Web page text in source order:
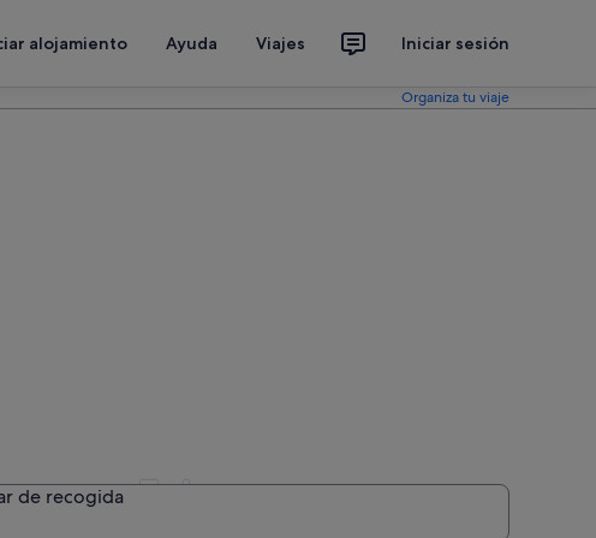
alojamiento Ayuda Viajes Iniciar sesión
Organiza tu viaje
Fabra
de recogida